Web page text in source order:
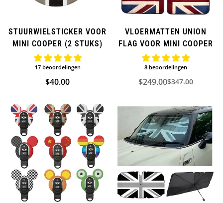
STUURWIELSTICKER VOOR
MINI COOPER (2 STUKS)
17 beoordelingen
Normale
$40.00
VLOERMATTEN UNION
FLAG VOOR MINI COOPER
8 beoordelingen
Verkoopprijs
$249.00Normale
$347.00